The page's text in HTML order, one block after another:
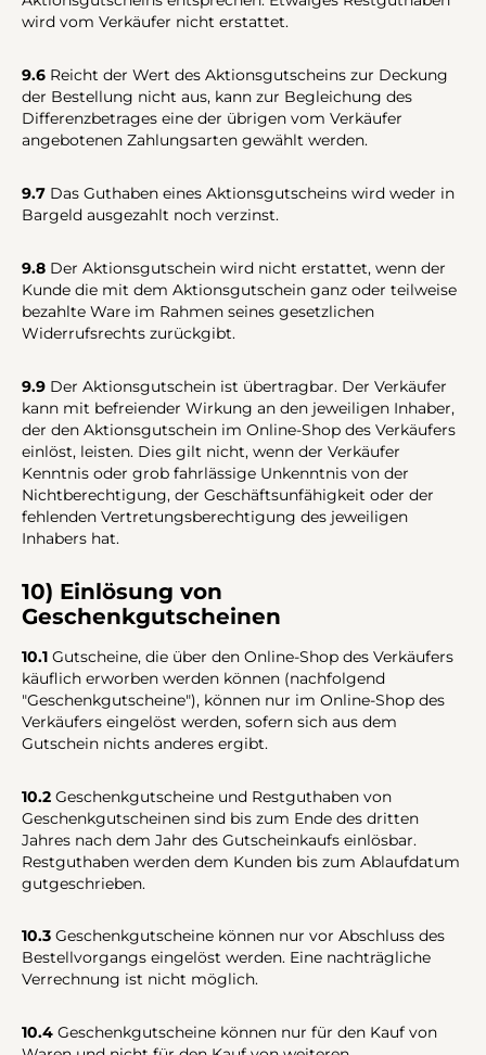
wird vom Verkäufer nicht erstattet.
9.6 Reicht der Wert des Aktionsgutscheins zur Deckung
der Bestellung nicht aus, kann zur Begleichung des
Differenzbetrages eine der übrigen vom Verkäufer
angebotenen Zahlungsarten gewählt werden.
9.7 Das Guthaben eines Aktionsgutscheins wird weder in
Bargeld ausgezahlt noch verzinst.
9.8 Der Aktionsgutschein wird nicht erstattet, wenn der
Kunde die mit dem Aktionsgutschein ganz oder teilweise
bezahlte Ware im Rahmen seines gesetzlichen
Widerrufsrechts zurückgibt.
9.9 Der Aktionsgutschein ist übertragbar. Der Verkäufer
kann mit befreiender Wirkung an den jeweiligen Inhaber,
der den Aktionsgutschein im Online-Shop des Verkäufers
einlöst, leisten. Dies gilt nicht, wenn der Verkäufer
Kenntnis oder grob fahrlässige Unkenntnis von der
Nichtberechtigung, der Geschäftsunfähigkeit oder der
fehlenden Vertretungsberechtigung des jeweiligen
Inhabers hat.
10) Einlösung von
Geschenkgutscheinen
10.1 Gutscheine, die über den Online-Shop des Verkäufers
käuflich erworben werden können (nachfolgend
"Geschenkgutscheine"), können nur im Online-Shop des
Verkäufers eingelöst werden, sofern sich aus dem
Gutschein nichts anderes ergibt.
10.2 Geschenkgutscheine und Restguthaben von
Geschenkgutscheinen sind bis zum Ende des dritten
Jahres nach dem Jahr des Gutscheinkaufs einlösbar.
Restguthaben werden dem Kunden bis zum Ablaufdatum
gutgeschrieben.
10.3 Geschenkgutscheine können nur vor Abschluss des
Bestellvorgangs eingelöst werden. Eine nachträgliche
Verrechnung ist nicht möglich.
10.4 Geschenkgutscheine können nur für den Kauf von